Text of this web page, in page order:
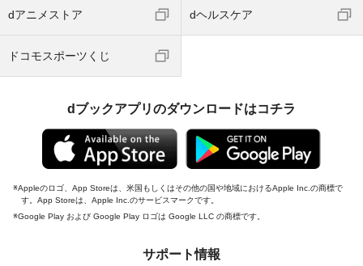
dアニメストア dヘルスケア
ドコモスポーツくじ
dブックアプリのダウンロードはコチラ
Appleのロゴ、App Storeは、米国もしくはその他の国や地域におけるApple Inc.の商標で
す。App Storeは、Apple Inc.のサービスマークです。
Google Play および Google Play ロゴは Google LLC の商標です。
サポート情報